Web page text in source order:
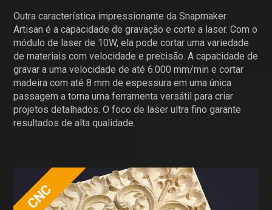
Outra característica impressionante da Snapmaker
Artisan é a capacidade de gravação e corte a laser. Com o
módulo de laser de 10W, ela pode cortar uma variedade
de materiais com velocidade e precisão. A capacidade de
gravar a uma velocidade de até 6.000 mm/min e cortar
madeira com até 8 mm de espessura em uma única
passagem a torna uma ferramenta versátil para criar
projetos detalhados. O foco de laser ultra fino garante
resultados de alta qualidade.